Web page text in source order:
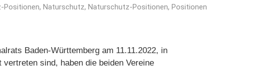
Positionen, Naturschutz, Naturschutz-Positionen, Positionen
Baden-Württemberg am 11.11.2022, in
sind, haben die beiden Vereine